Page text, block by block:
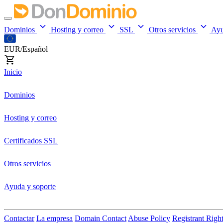
Dominios Hosting y correo SSL Otros servicios
EUR/Español
Inicio
Dominios
Hosting y correo
Certificados SSL
Otros servicios
Ayuda y soporte
Contactar La empresa Domain Contact Abuse Policy Registrant